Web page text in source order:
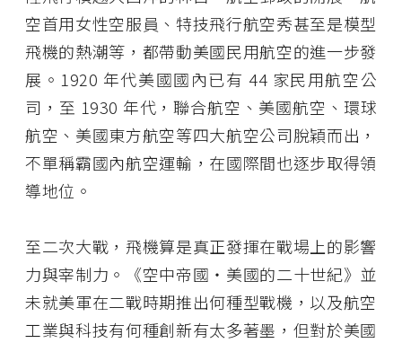
空首用女性空服員、特技飛行航空秀甚至是模型
飛機的熱潮等，都帶動美國民用航空的進一步發
展。1920 年代美國國內已有 44 家民用航空公
司，至 1930 年代，聯合航空、美國航空、環球
航空、美國東方航空等四大航空公司脫穎而出，
不單稱霸國內航空運輸，在國際間也逐步取得領
導地位。
至二次大戰，飛機算是真正發揮在戰場上的影響
力與宰制力。《空中帝國・美國的二十世紀》並
未就美軍在二戰時期推出何種型戰機，以及航空
工業與科技有何種創新有太多著墨，但對於美國